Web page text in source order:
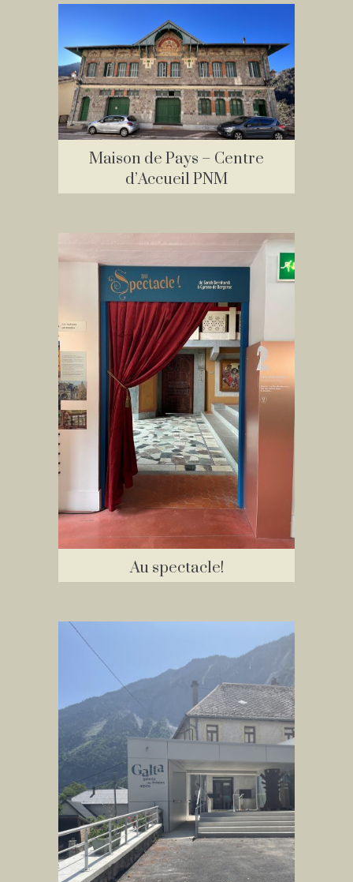
Maison de Pays – Centre
d’Accueil PNM
Au spectacle!